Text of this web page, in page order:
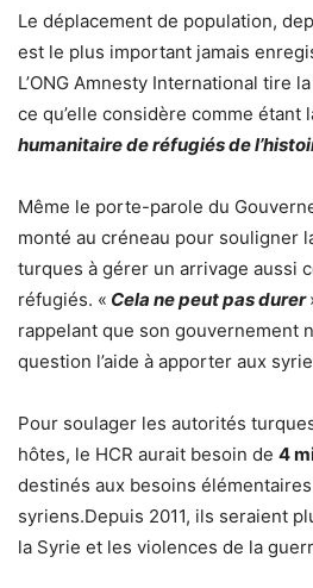
Le déplacement de population,
est le plus important jamais
L’ONG Amnesty International tire
ce qu’elle considère comme étant
humanitaire de réfugiés de
Même le porte-parole du
monté au créneau pour souligner
turques à gérer un arrivage aussi
réfugiés. « Cela ne peut pas durer
rappelant que son gouvernement
question l’aide à apporter aux
Pour soulager les autorités
hôtes, le HCR aurait besoin de 4
destinés aux besoins
syriens.Depuis 2011, ils seraient
la Syrie et les violences de la